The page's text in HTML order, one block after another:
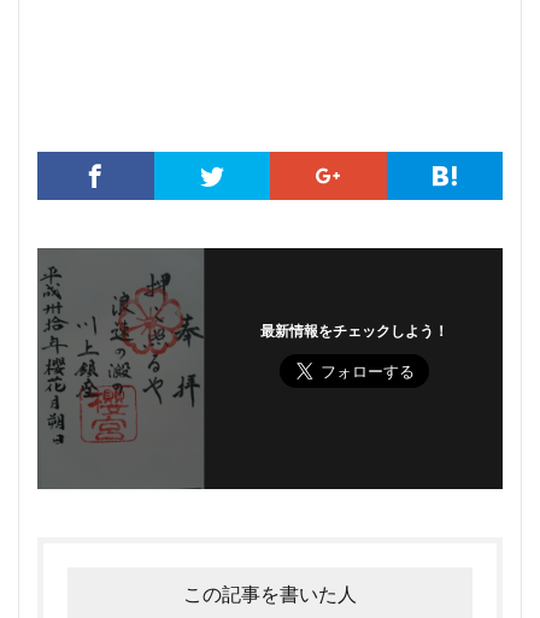
最新情報をチェックしよう！
この記事を書いた人